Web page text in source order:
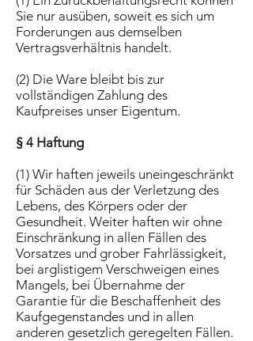
Sie nur ausüben, soweit es sich um
Forderungen aus demselben
Vertragsverhältnis handelt.
(2) Die Ware bleibt bis zur
vollständigen Zahlung des
Kaufpreises unser Eigentum.
§ 4 Haftung
(1) Wir haften jeweils uneingeschränkt
für Schäden aus der Verletzung des
Lebens, des Körpers oder der
Gesundheit. Weiter haften wir ohne
Einschränkung in allen Fällen des
Vorsatzes und grober Fahrlässigkeit,
bei arglistigem Verschweigen eines
Mangels, bei Übernahme der
Garantie für die Beschaffenheit des
Kaufgegenstandes und in allen
anderen gesetzlich geregelten Fällen.